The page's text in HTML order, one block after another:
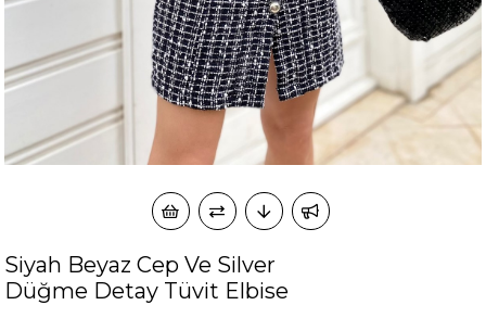
Siyah Beyaz Cep Ve Silver
Düğme Detay Tüvit Elbise